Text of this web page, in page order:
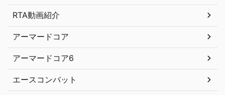
RTA動画紹介
アーマードコア
アーマードコア6
エースコンバット